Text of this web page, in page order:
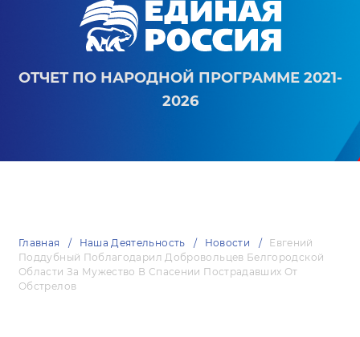
ОТЧЕТ ПО НАРОДНОЙ ПРОГРАММЕ 2021-
2026
Главная Наша Деятельность Новости
Евгений
Поддубный Поблагодарил Добровольцев Белгородской
Области За Мужество В Спасении Пострадавших От
Обстрелов